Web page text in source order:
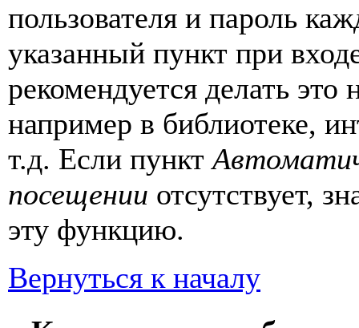
пользователя и пароль
указанный пункт при
рекомендуется делать
например в библиотеке,
т.д. Если пункт
посещении отсутствует,
эту функцию.
Вернуться к началу